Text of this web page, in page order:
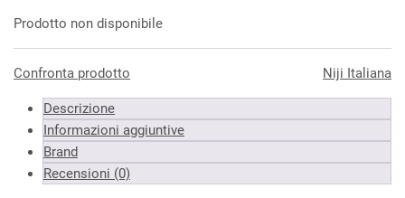
Prodotto non disponibile
Confronta prodotto Niji Italiana
Descrizione
Informazioni aggiuntive
Brand
Recensioni (0)